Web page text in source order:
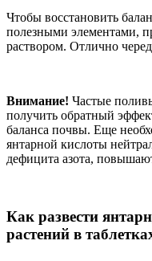
Чтобы восстановить
полезными элементами,
раствором. Отлично
Внимание! Частые
получить обратный
баланса почвы. Еще
янтарной кислоты
дефицита азота,
Как развести
растений в